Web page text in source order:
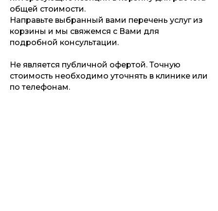
общей стоимости.
Направьте выбранный вами перечень услуг из
корзины и мы свяжемся с Вами для
подробной консультации.
Не является публичной офертой. Точную
стоимость необходимо уточнять в клинике или
по телефонам.